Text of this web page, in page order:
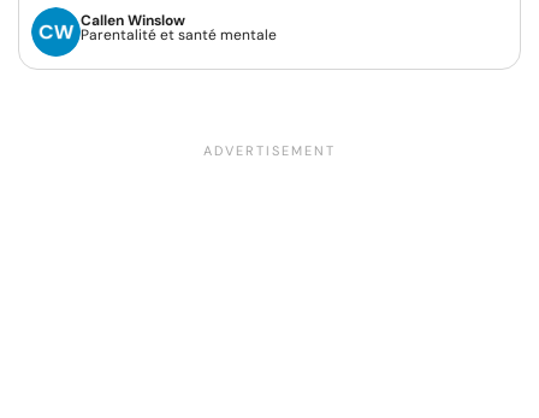
Callen Winslow
Parentalité et santé mentale